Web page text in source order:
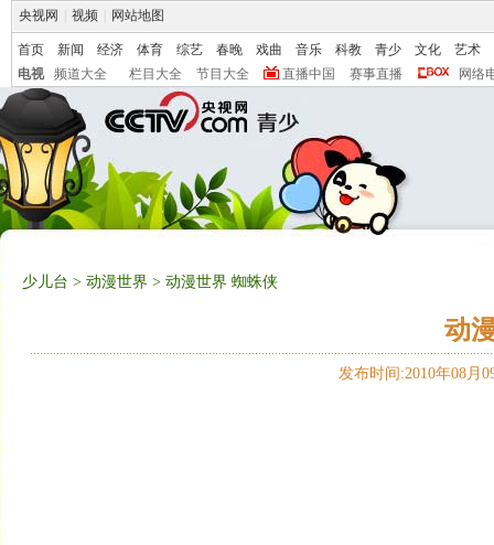
央视网 视频 网站地图
首页 新闻 经济 体育 综艺 春晚 戏曲 音乐 科教 青少 文化
艺术
电视
频道大全 栏目大全 节目大全 直播中国 赛事直播 网络
少儿台 > 动漫世界 > 动漫世界 蜘蛛侠
动
发布时间:2010年08月